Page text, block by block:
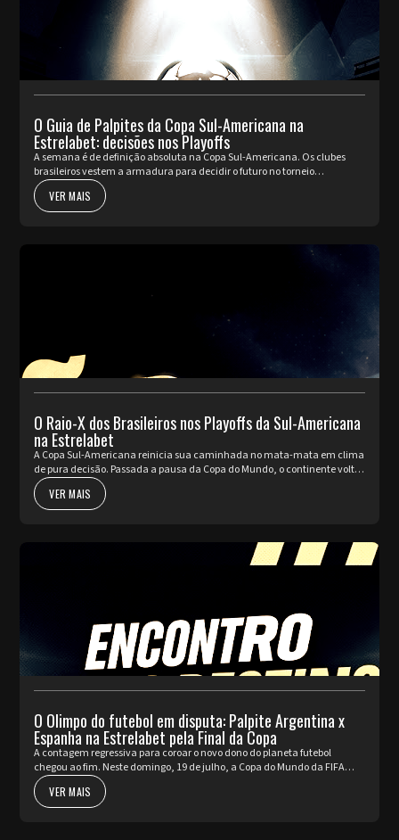
O Guia de Palpites da Copa Sul-Americana na
Estrelabet: decisões nos Playoffs
A semana é de definição absoluta na Copa Sul-Americana. Os clubes
brasileiros vestem a armadura para decidir o futuro no torneio
internacional diante da sua torcida, valendo a cobiçada vaga nas oi...
VER MAIS
O Raio-X dos Brasileiros nos Playoffs da Sul-Americana
na Estrelabet
A Copa Sul-Americana reinicia sua caminhada no mata-mata em clima
de pura decisão. Passada a pausa da Copa do Mundo, o continente volta
a pulsar com as partidas de ida da fase de Playoffs. Quatro rep...
VER MAIS
O Olimpo do futebol em disputa: Palpite Argentina x
Espanha na Estrelabet pela Final da Copa
A contagem regressiva para coroar o novo dono do planeta futebol
chegou ao fim. Neste domingo, 19 de julho, a Copa do Mundo da FIFA
2026™ apresenta o seu ato mais nobre e aguardado. Argentina e Espa...
VER MAIS